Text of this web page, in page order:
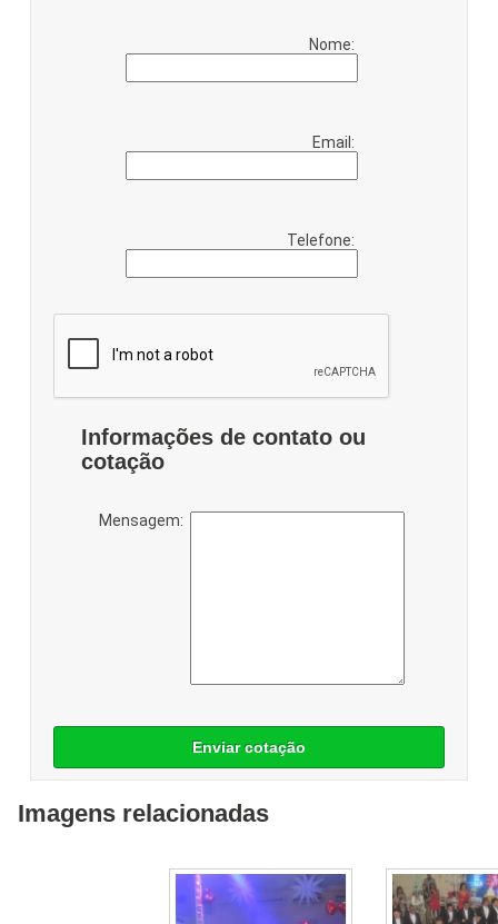
Nome:
Email:
Telefone:
Informações de contato ou
cotação
Mensagem:
Enviar cotação
Imagens relacionadas